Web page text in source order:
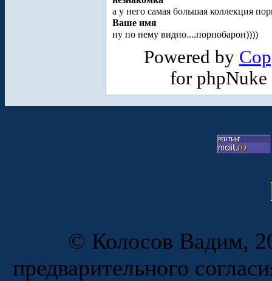
а у него самая большая коллекция
Ваше имя
ну по нему видно....порнобарон))))
Powered by
for
© Колосов Вадим,
предварительного